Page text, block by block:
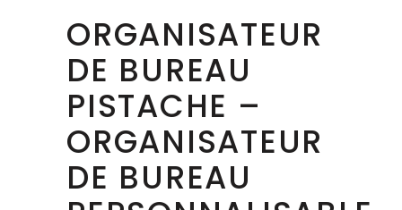
ORGANISATEUR
DE BUREAU
PISTACHE –
ORGANISATEUR
DE BUREAU